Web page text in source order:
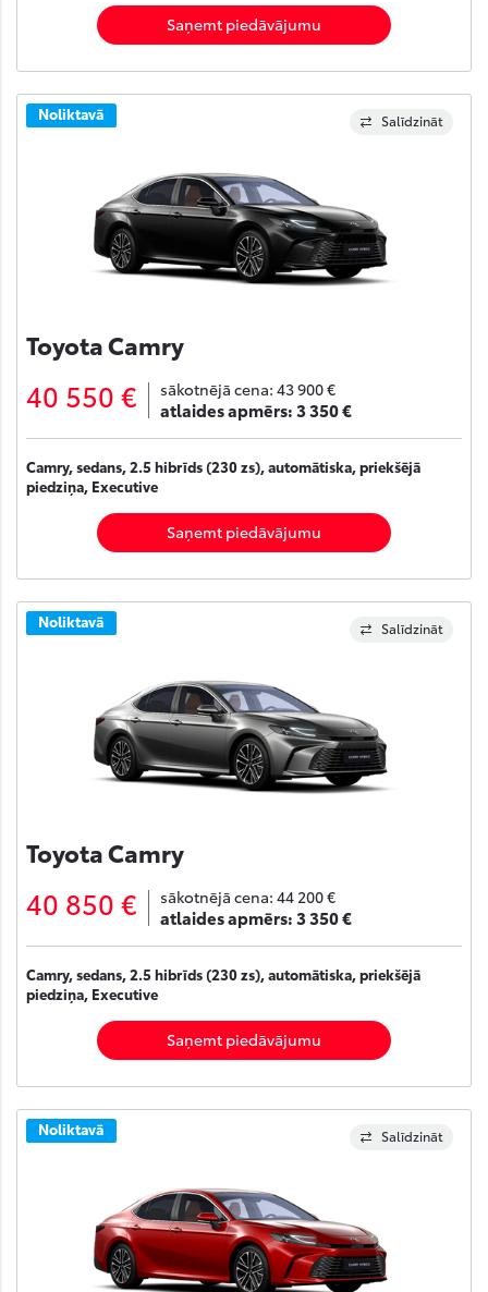
Saņemt piedāvājumu
Salīdzināt
Noliktavā
Toyota Camry
40 550 € sākotnējā cena: 43 900 €
atlaides apmērs:3 350 €
Camry, sedans, 2.5 hibrīds (230 zs), automātiska, priekšējā
piedziņa, Executive
Saņemt piedāvājumu
Salīdzināt
Noliktavā
Toyota Camry
40 850 € sākotnējā cena: 44 200 €
atlaides apmērs:3 350 €
Camry, sedans, 2.5 hibrīds (230 zs), automātiska, priekšējā
piedziņa, Executive
Saņemt piedāvājumu
Salīdzināt
Noliktavā